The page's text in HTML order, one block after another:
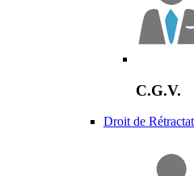
C.G.V.
Droit de